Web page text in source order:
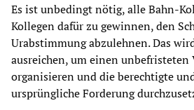
Es ist unbedingt nötig, alle Bahn-
Kollegen dafür zu gewinnen, den
Urabstimmung abzulehnen. Das
ausreichen, um einen
organisieren und die berechtigte
ursprüngliche Forderung